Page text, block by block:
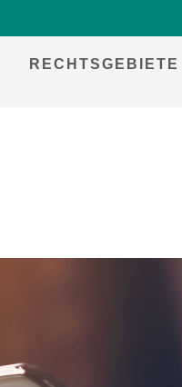
RECHTSGEBIETE